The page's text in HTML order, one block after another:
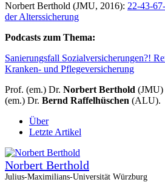
Norbert Berthold (JMU, 2016): 22-43-
der Alterssicherung
Podcasts zum Thema:
Sanierungsfall Sozialversicherungen?!
Kranken- und Pflegeversicherung
Prof. (em.) Dr. Norbert Berthold (JMU)
(em.) Dr. Bernd Raffelhüschen (ALU).
Über
Letzte Artikel
Norbert Berthold
Julius-Maximilians-Universität Würzburg